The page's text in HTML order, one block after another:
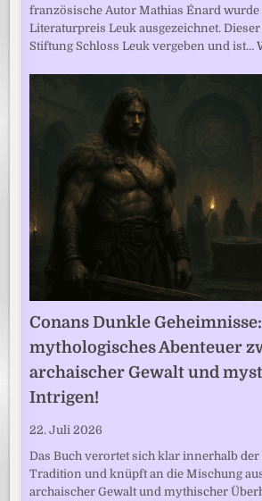
französische Autor Mathias Énard
Literaturpreis Leuk ausgezeichnet.
Stiftung Schloss Leuk vergeben und ist…
Conans Dunkle
mythologisches Abenteuer
archaischer Gewalt und
Intrigen!
22. Juli 2026
Das Buch verortet sich klar innerhalb der
Tradition und knüpft an die Mischung
archaischer Gewalt und mythischer